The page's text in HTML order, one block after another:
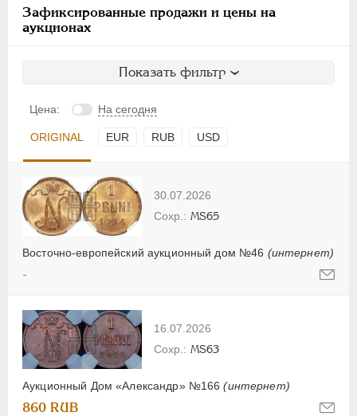
Зафиксированные продажи и цены на
аукционах
Показать фильтр
Цена: На сегодня
ORIGINAL EUR RUB USD
30.07.2026
Восточно-европейский аукционный дом №46 (интернет)
MS65
-
16.07.2026
Аукционный Дом «Александр» №166(интернет)
MS63
860 RUB